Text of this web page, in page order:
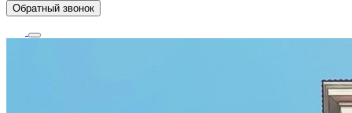
Обратный звонок